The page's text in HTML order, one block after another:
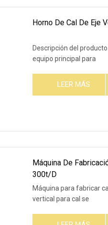
Horno De Cal De Eje
Descripción del
equipo principal para
LEER MÁS
Máquina De
300t/D
Máquina para fabricar
vertical para cal se